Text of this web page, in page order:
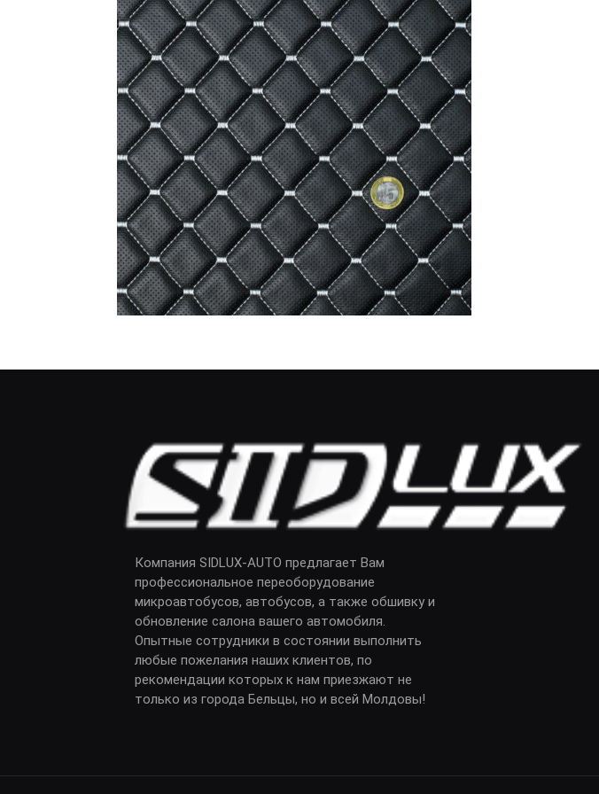
Компания SIDLUX-AUTO предлагает Вам
профессиональное переоборудование
микроавтобусов, автобусов, а также обшивку и
обновление салона вашего автомобиля.
Опытные сотрудники в состоянии выполнить
любые пожелания наших клиентов, по
рекомендации которых к нам приезжают не
только из города Бельцы, но и всей Молдовы!